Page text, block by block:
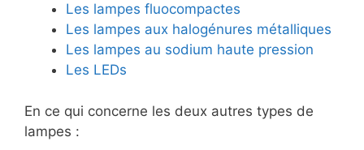
Les lampes fluocompactes
Les lampes aux halogénures métalliques
Les lampes au sodium haute pression
Les LEDs
En ce qui concerne les deux autres types de
lampes :